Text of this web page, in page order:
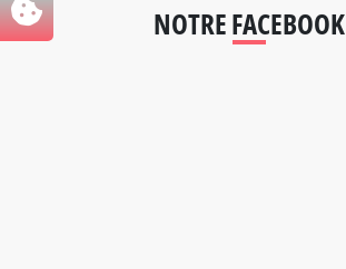
NOTRE FACEBOOK